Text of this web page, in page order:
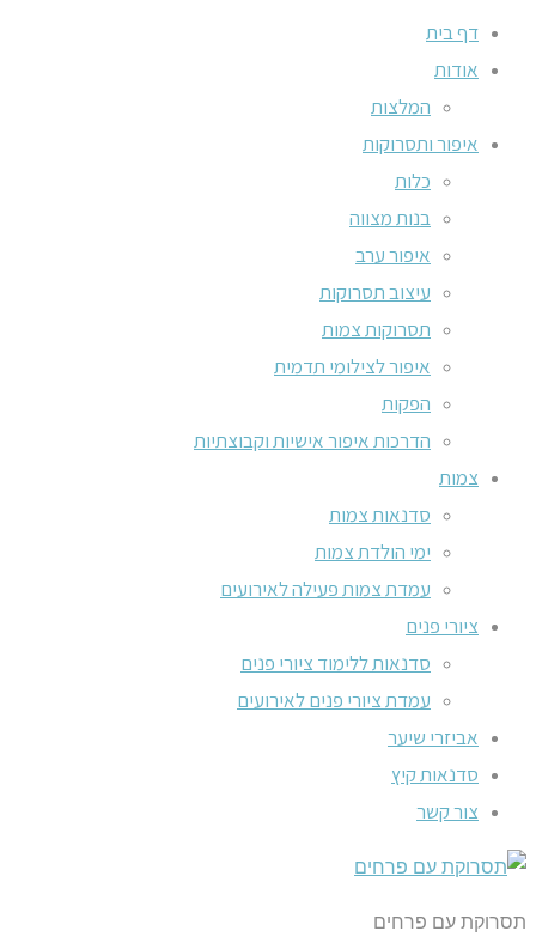
דף בית
אודות
המלצות
איפור ותסרוקות
כלות
בנות מצווה
איפור ערב
עיצוב תסרוקות
תסרוקות צמות
איפור לצילומי תדמית
הפקות
הדרכות איפור אישיות וקבוצתיות
צמות
סדנאות צמות
ימי הולדת צמות
עמדת צמות פעילה לאירועים
ציורי פנים
סדנאות ללימוד ציורי פנים
עמדת ציורי פנים לאירועים
אביזרי שיער
סדנאות קיץ
צור קשר
תסרוקת עם פרחים